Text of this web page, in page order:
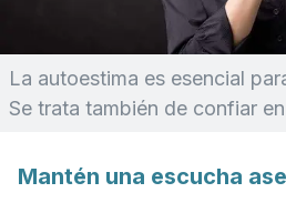
La autoestima es esencial
Se trata también de confiar
Mantén una escucha